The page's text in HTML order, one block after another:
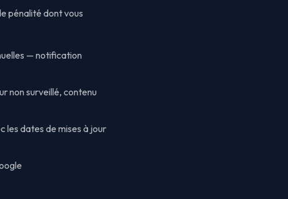
pénalité dont vous
— notification
non surveillé, contenu
les dates de mises à jour